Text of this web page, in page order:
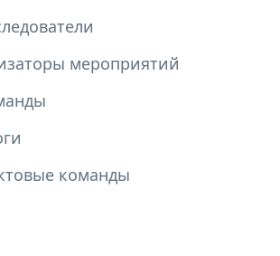
мероприятий
команды